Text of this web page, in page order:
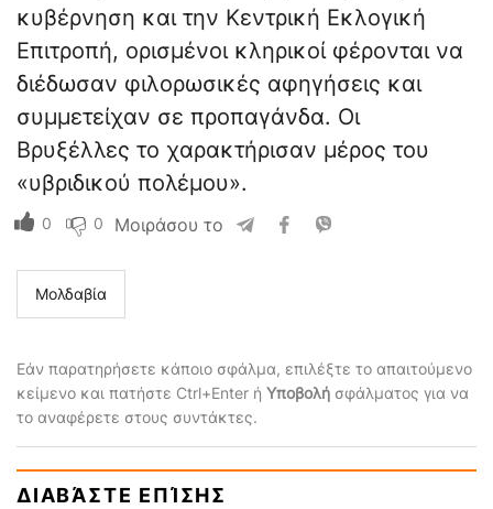
κυβέρνηση και την Κεντρική Εκλογική
Επιτροπή, ορισμένοι κληρικοί φέρονται να
διέδωσαν φιλορωσικές αφηγήσεις και
συμμετείχαν σε προπαγάνδα. Οι
Βρυξέλλες το χαρακτήρισαν μέρος του
«υβριδικού πολέμου».
0 0 Μοιράσου το
Μολδαβία
Εάν παρατηρήσετε κάποιο σφάλμα, επιλέξτε το απαιτούμενο
κείμενο και πατήστε Ctrl+Enter ή Υποβολή σφάλματος για να
το αναφέρετε στους συντάκτες.
ΔΙΑΒΆΣΤΕ ΕΠΊΣΗΣ